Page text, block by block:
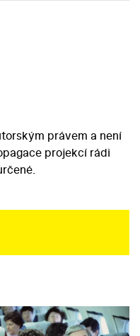
právem a není
projekcí rádi